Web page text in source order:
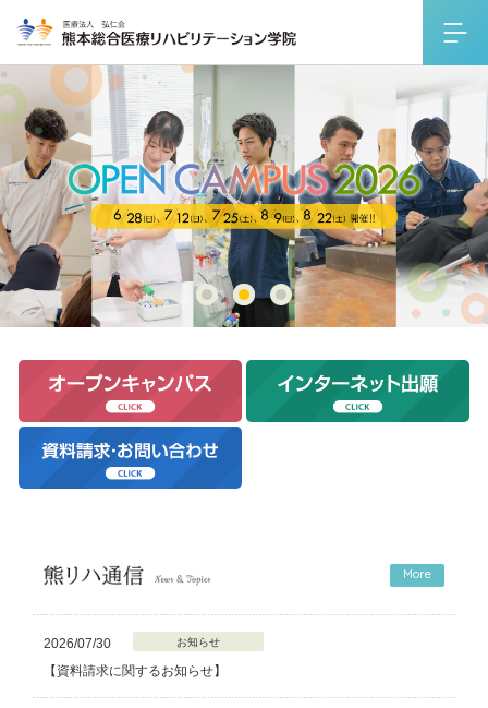
1 2 3
More
2026/07/30 お知らせ
【資料請求に関するお知らせ】